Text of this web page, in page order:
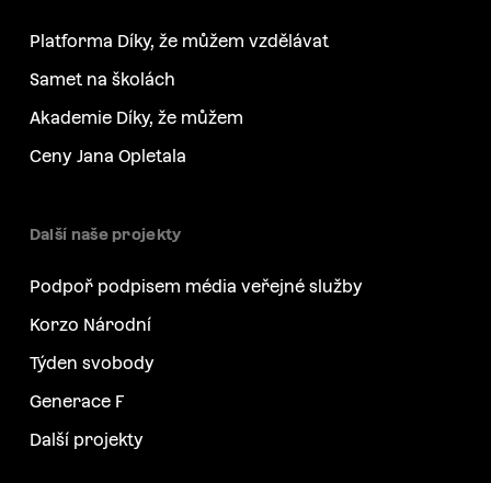
Platforma Díky, že můžem vzdělávat
Samet na školách
Akademie Díky, že můžem
Ceny Jana Opletala
Další naše projekty
Podpoř podpisem média veřejné služby
Korzo Národní
Týden svobody
Generace F
Další projekty